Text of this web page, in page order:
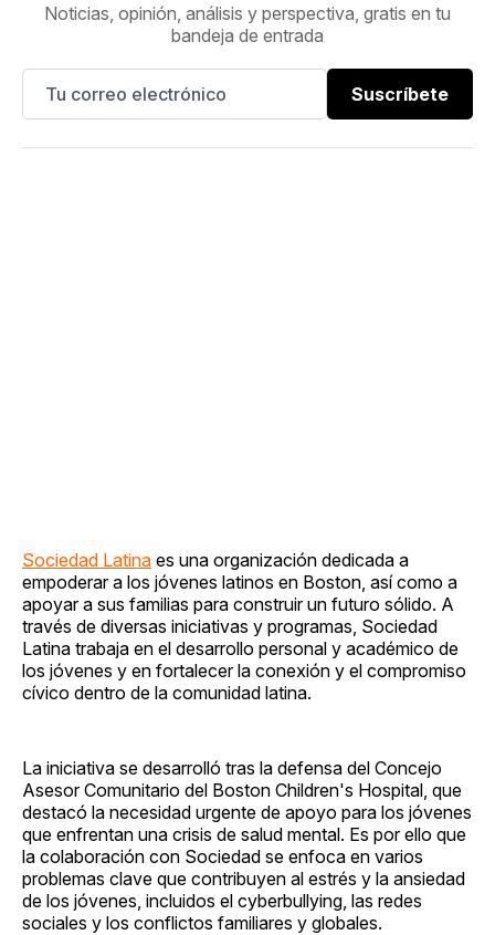
Noticias, opinión, análisis y perspectiva, gratis en tu
bandeja de entrada
Suscríbete
Sociedad Latina es una organización dedicada a
empoderar a los jóvenes latinos en Boston, así como a
apoyar a sus familias para construir un futuro sólido. A
través de diversas iniciativas y programas, Sociedad
Latina trabaja en el desarrollo personal y académico de
los jóvenes y en fortalecer la conexión y el compromiso
cívico dentro de la comunidad latina.
La iniciativa se desarrolló tras la defensa del Concejo
Asesor Comunitario del Boston Children's Hospital, que
destacó la necesidad urgente de apoyo para los jóvenes
que enfrentan una crisis de salud mental. Es por ello que
la colaboración con Sociedad se enfoca en varios
problemas clave que contribuyen al estrés y la ansiedad
de los jóvenes, incluidos el cyberbullying, las redes
sociales y los conflictos familiares y globales.